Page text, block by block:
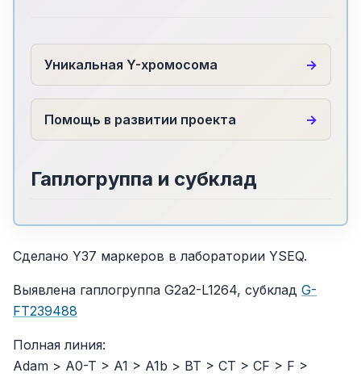
Уникальная Y-хромосома
Помощь в развитии проекта
Гаплогруппа и субклад
Сделано Y37 маркеров в лаборатории YSEQ.
Выявлена гаплогруппа G2a2-L1264, субклад G-
FT239488
Полная линия:
Adam > A0-T > A1 > A1b > BT > CT > CF > F >